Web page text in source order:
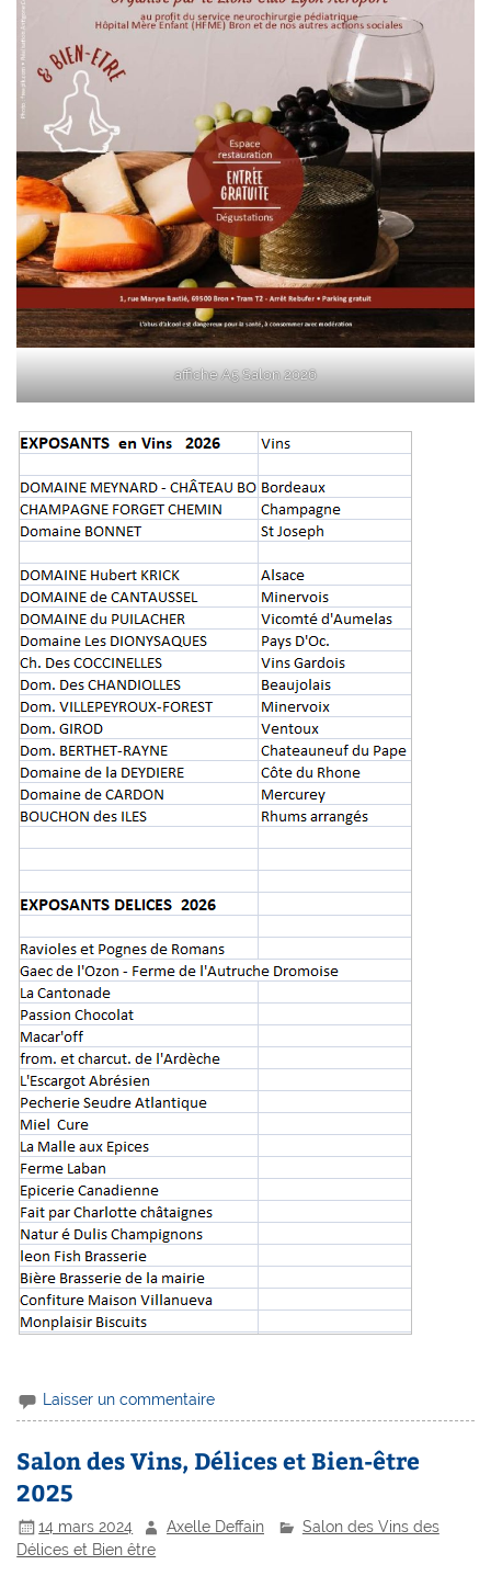
affiche A5 Salon 2026
Laisser un commentaire
Salon des Vins, Délices et Bien-être
2025
14 mars 2024 Axelle Deffain
Salon des Vins des
Délices et Bien être